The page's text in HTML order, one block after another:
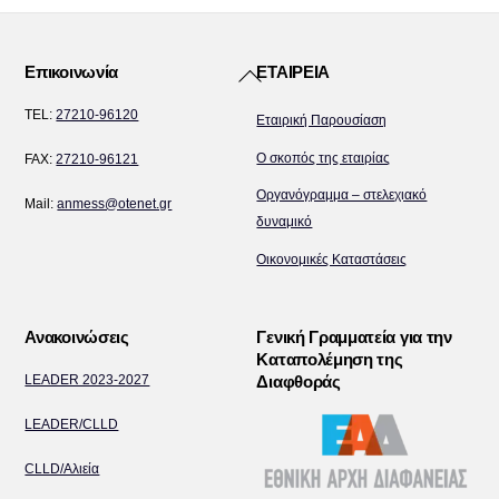
Back
Top
Επικοινωνία
TEL:27210-96120
FAX:27210-96121
Mail:anmess@otenet.gr
ΕΤΑΙΡΕΙΑ
Εταιρική Παρουσίαση
Ο σκοπός της εταιρίας
Οργανόγραμμα – στελεχιακό
δυναμικό
Οικονομικές Καταστάσεις
Ανακοινώσεις
LEADER 2023-2027
LEADER/CLLD
CLLD/Αλιεία
Γενική Γραμματεία για την
Καταπολέμηση της
Διαφθοράς